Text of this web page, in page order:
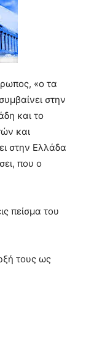
«ο τα
στην
και το
και
στην Ελλάδα
που ο
πείσμα του
τους ως